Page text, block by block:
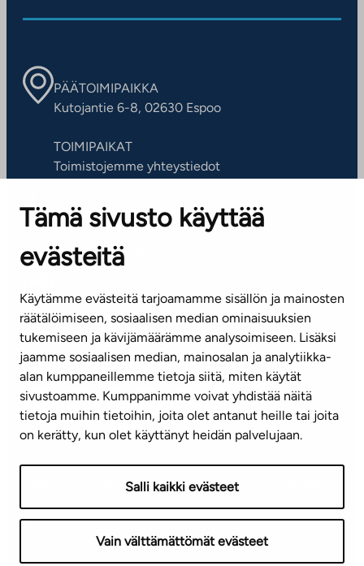
Tämä sivusto käyttää
evästeitä
Käytämme evästeitä tarjoamamme sisällön ja mainosten
räätälöimiseen, sosiaalisen median ominaisuuksien
tukemiseen ja kävijämäärämme analysoimiseen. Lisäksi
jaamme sosiaalisen median, mainosalan ja analytiikka-
alan kumppaneillemme tietoja siitä, miten käytät
sivustoamme. Kumppanimme voivat yhdistää näitä
tietoja muihin tietoihin, joita olet antanut heille tai joita
on kerätty, kun olet käyttänyt heidän palvelujaan.
Salli kaikki evästeet
Vain välttämättömät evästeet
PÄÄTOIMIPAIKKA
Kutojantie 6-8, 02630 Espoo
TOIMIPAIKAT
Toimistojemme yhteystiedot
ASIAKASPALVELUKESKUS
Puh. 045 7734 3777
(arkisin klo 8-16)
info@ta.fi
Tilaa uutiskirje
Mediapankki
TietosuojaselosteSaavutettavuusseloste